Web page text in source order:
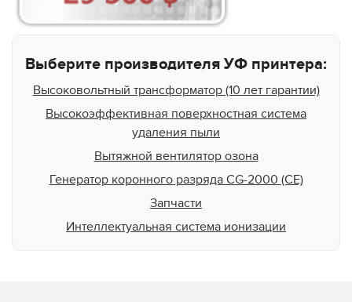
Выберите производителя УФ принтера:
Высоковольтный трансформатор (10 лет гарантии)
Высокоэффективная поверхностная система
удаления пыли
Вытяжной вентилятор озона
Генератор коронного разряда CG-2000 (CE)
Запчасти
Интеллектуальная система ионизации